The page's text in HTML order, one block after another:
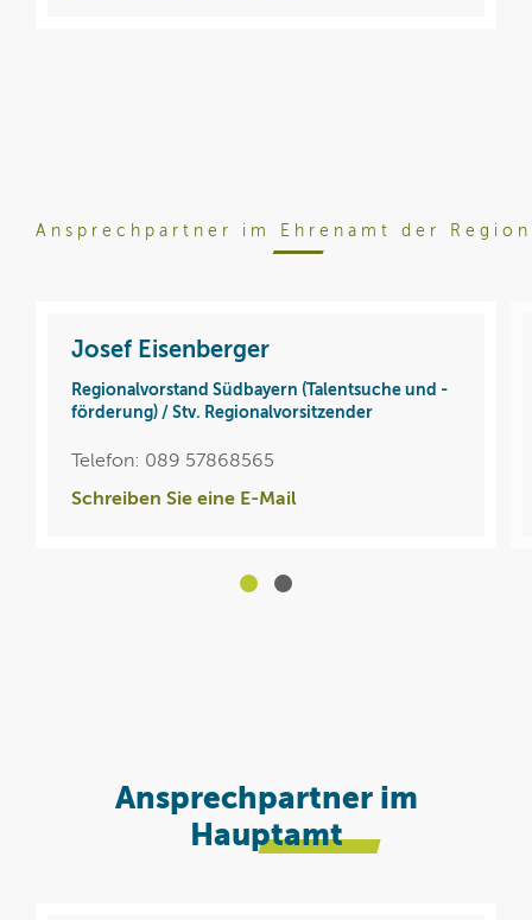
Ansprechpartner im Ehrenamt der
Josef Eisenberger
Regionalvorstand Südbayern (Talentsuche und -
förderung) / Stv. Regionalvorsitzender
Telefon: 089 57868565
Schreiben Sie eine E-Mail
Ansprechpartner im
Hauptamt